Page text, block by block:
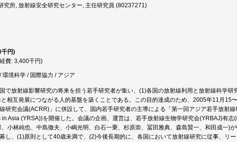
究所, 放射線安全研究センター, 主任研究員 (80237271)
千円)
費: 3,400千円)
境科学 / 国際協力 / アジア
で放射線影響研究の将来を担う若手研究者が集い、(1)各国の放射線利用と放射線科学研
相互発展につながる人的基盤を築くことである。この目的達成のため、2005年11月15
研究会議(ACRR)」に併設して、国内若手研究者の主導による「第一回アジア若手放射
Asia (YRSA))を開催した。会議の企画、運営は、若手放射線生物学研究会(YRBAJ)有志
小林純也、中島徹夫、小嶋光明、白石一乗、杉原崇、冨田雅典、森島賢一、和田成一)
し、(1)原則として40歳未満で、(2)今後長期的に、各国において放射線研究に従事、リ